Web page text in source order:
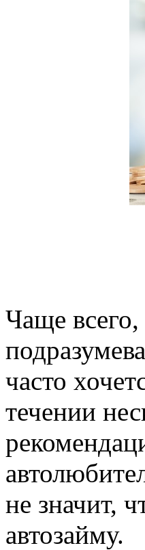
Чаще всего,
часто
течении
не значит,
автозайму.